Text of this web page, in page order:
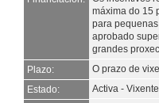
máxima do 15
para
aprobado
grandes
Plazo:
O prazo de
Estado:
Activa - Vixente